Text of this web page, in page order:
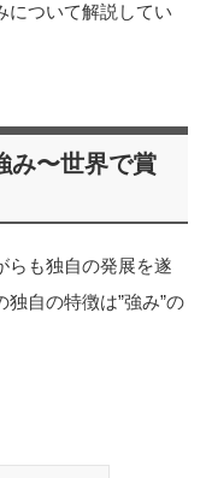
について解説してい
み〜世界で賞
らも独自の発展を遂
自の特徴は”強み”の